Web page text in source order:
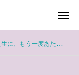
もう一度あたたかい居場所を